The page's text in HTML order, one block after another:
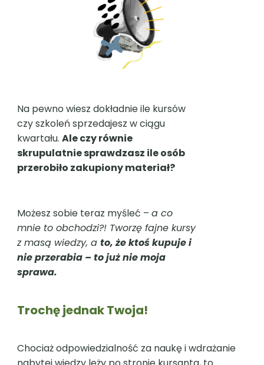
Na pewno wiesz dokładnie ile kursów
czy szkoleń sprzedajesz w ciągu
kwartału. Ale czy równie
skrupulatnie sprawdzasz ile osób
przerobiło zakupiony materiał?
Możesz sobie teraz myśleć – a co
mnie to obchodzi?! Tworzę fajne kursy
z masą wiedzy, a to, że ktoś kupuje i
nie przerabia – to już nie moja
sprawa.
Trochę jednak Twoja!
Chociaż odpowiedzialność za naukę i wdrażanie